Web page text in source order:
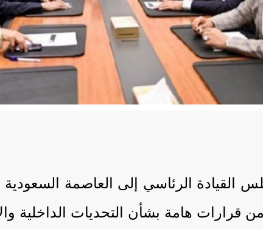
الرئاسي إلى العاصمة السعودية
قرارات هامة بشأن التحديات الداخلية